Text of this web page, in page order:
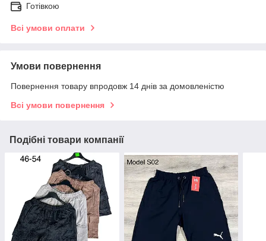
Готівкою
Всі умови оплати
Умови повернення
Повернення товару впродовж 14 днів за домовленістю
Всі умови повернення
Подібні товари компанії